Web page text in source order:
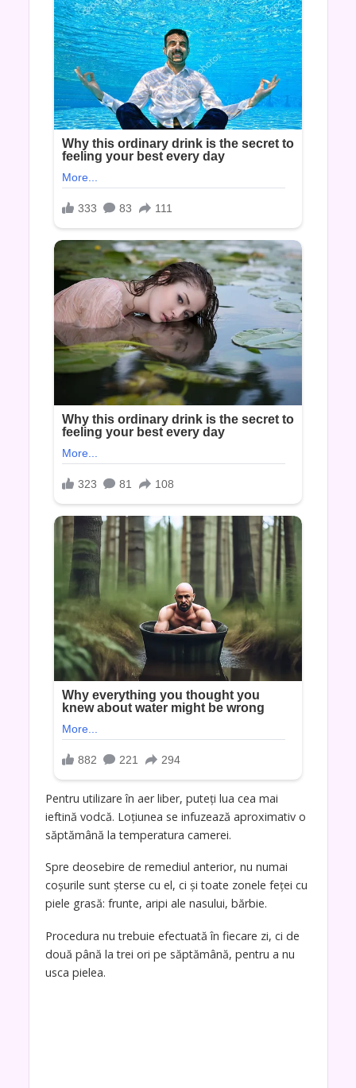
Pentru utilizare în aer liber, puteți lua cea mai
ieftină vodcă. Loțiunea se infuzează aproximativ o
săptămână la temperatura camerei.
Spre deosebire de remediul anterior, nu numai
coșurile sunt șterse cu el, ci și toate zonele feței cu
piele grasă: frunte, aripi ale nasului, bărbie.
Procedura nu trebuie efectuată în fiecare zi, ci de
două până la trei ori pe săptămână, pentru a nu
usca pielea.